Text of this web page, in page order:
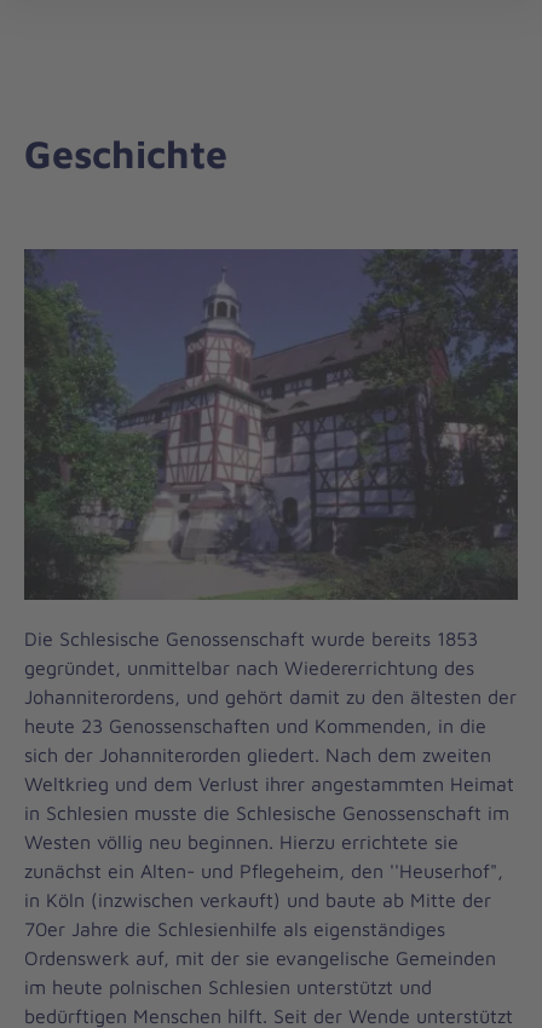
Geschichte
Die Schlesische Genossenschaft wurde bereits 1853
gegründet, unmittelbar nach Wiedererrichtung des
Johanniterordens, und gehört damit zu den ältesten der
heute 23 Genossenschaften und Kommenden, in die
sich der Johanniterorden gliedert. Nach dem zweiten
Weltkrieg und dem Verlust ihrer angestammten Heimat
in Schlesien musste die Schlesische Genossenschaft im
Westen völlig neu beginnen. Hierzu errichtete sie
zunächst ein Alten- und Pflegeheim, den ''Heuserhof",
in Köln (inzwischen verkauft) und baute ab Mitte der
70er Jahre die Schlesienhilfe als eigenständiges
Ordenswerk auf, mit der sie evangelische Gemeinden
im heute polnischen Schlesien unterstützt und
bedürftigen Menschen hilft. Seit der Wende unterstützt